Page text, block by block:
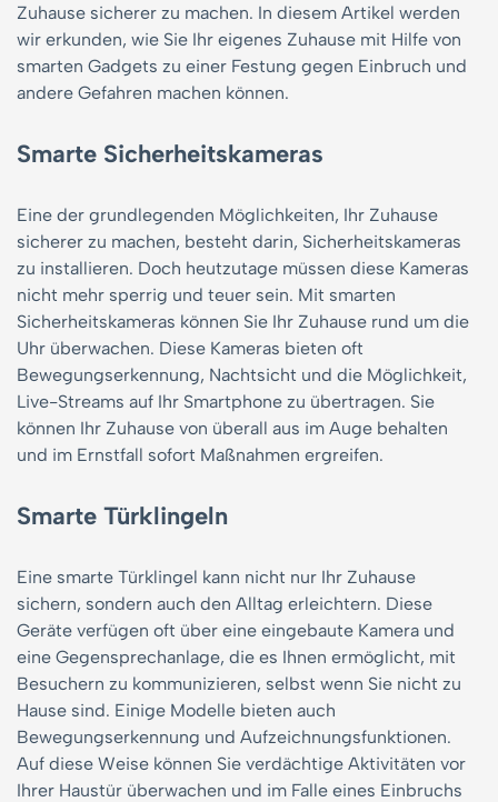
Zuhause sicherer zu machen. In diesem Artikel werden
wir erkunden, wie Sie Ihr eigenes Zuhause mit Hilfe von
smarten Gadgets zu einer Festung gegen Einbruch und
andere Gefahren machen können.
Smarte Sicherheitskameras
Eine der grundlegenden Möglichkeiten, Ihr Zuhause
sicherer zu machen, besteht darin, Sicherheitskameras
zu installieren. Doch heutzutage müssen diese Kameras
nicht mehr sperrig und teuer sein. Mit smarten
Sicherheitskameras können Sie Ihr Zuhause rund um die
Uhr überwachen. Diese Kameras bieten oft
Bewegungserkennung, Nachtsicht und die Möglichkeit,
Live-Streams auf Ihr Smartphone zu übertragen. Sie
können Ihr Zuhause von überall aus im Auge behalten
und im Ernstfall sofort Maßnahmen ergreifen.
Smarte Türklingeln
Eine smarte Türklingel kann nicht nur Ihr Zuhause
sichern, sondern auch den Alltag erleichtern. Diese
Geräte verfügen oft über eine eingebaute Kamera und
eine Gegensprechanlage, die es Ihnen ermöglicht, mit
Besuchern zu kommunizieren, selbst wenn Sie nicht zu
Hause sind. Einige Modelle bieten auch
Bewegungserkennung und Aufzeichnungsfunktionen.
Auf diese Weise können Sie verdächtige Aktivitäten vor
Ihrer Haustür überwachen und im Falle eines Einbruchs